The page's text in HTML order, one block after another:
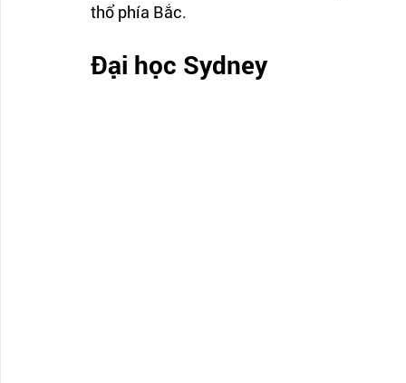
thổ phía Bắc.
Đại học Sydney